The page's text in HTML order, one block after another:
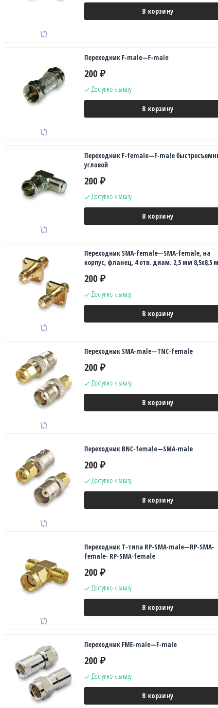
В корзину
Переходник F-male—F-male
200 ₽
Доступно к заказу
В корзину
Переходник F-female—F-male
угловой
200 ₽
Доступно к заказу
В корзину
Переходник SMA-female—SMA-female, на
корпус, фланец, 4 отв. диам. 2,5 мм 8,5х8,5
200 ₽
Доступно к заказу
В корзину
Переходник SMA-male—TNC-female
200 ₽
Доступно к заказу
В корзину
Переходник BNC-female—SMA-male
200 ₽
Доступно к заказу
В корзину
Переходник Т-типа RP-SMA-male—RP-SMA-
female- RP-SMA-female
200 ₽
Доступно к заказу
В корзину
Переходник FME-male—F-male
200 ₽
Доступно к заказу
В корзину